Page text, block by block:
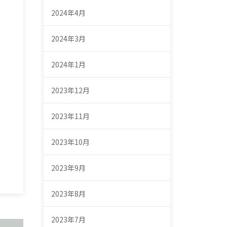
2024年4月
2024年3月
2024年1月
2023年12月
2023年11月
2023年10月
2023年9月
2023年8月
2023年7月